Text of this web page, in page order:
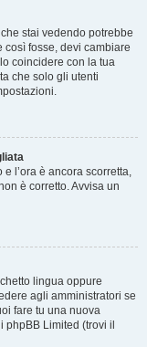
stai vedendo potrebbe
così fosse, devi cambiare
coincidere con la tua
che solo gli utenti
l’ora è ancora scorretta,
è corretto. Avvisa un
lingua oppure
agli amministratori se
fare tu una nuova
Limited (trovi il